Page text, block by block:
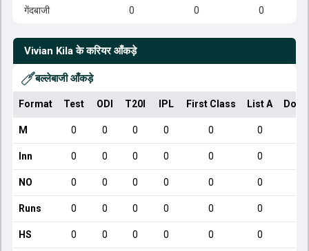
गेंदबाजी 0 0 0
Vivian Kila के करियर आँकड़े
बल्लेबाजी आँकड़े
Format Test ODI T20I IPL First Class List A
M 0 0 0 0 0 0
Inn 0 0 0 0 0 0
NO 0 0 0 0 0 0
Runs 0 0 0 0 0 0
HS 0 0 0 0 0 0